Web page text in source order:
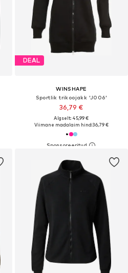
DEAL
WINSHAPE
Sportlik trikoojakk 'J006'
36,79 €
Algselt: 45,99 €
Viimane madalaim hind:36,79 €